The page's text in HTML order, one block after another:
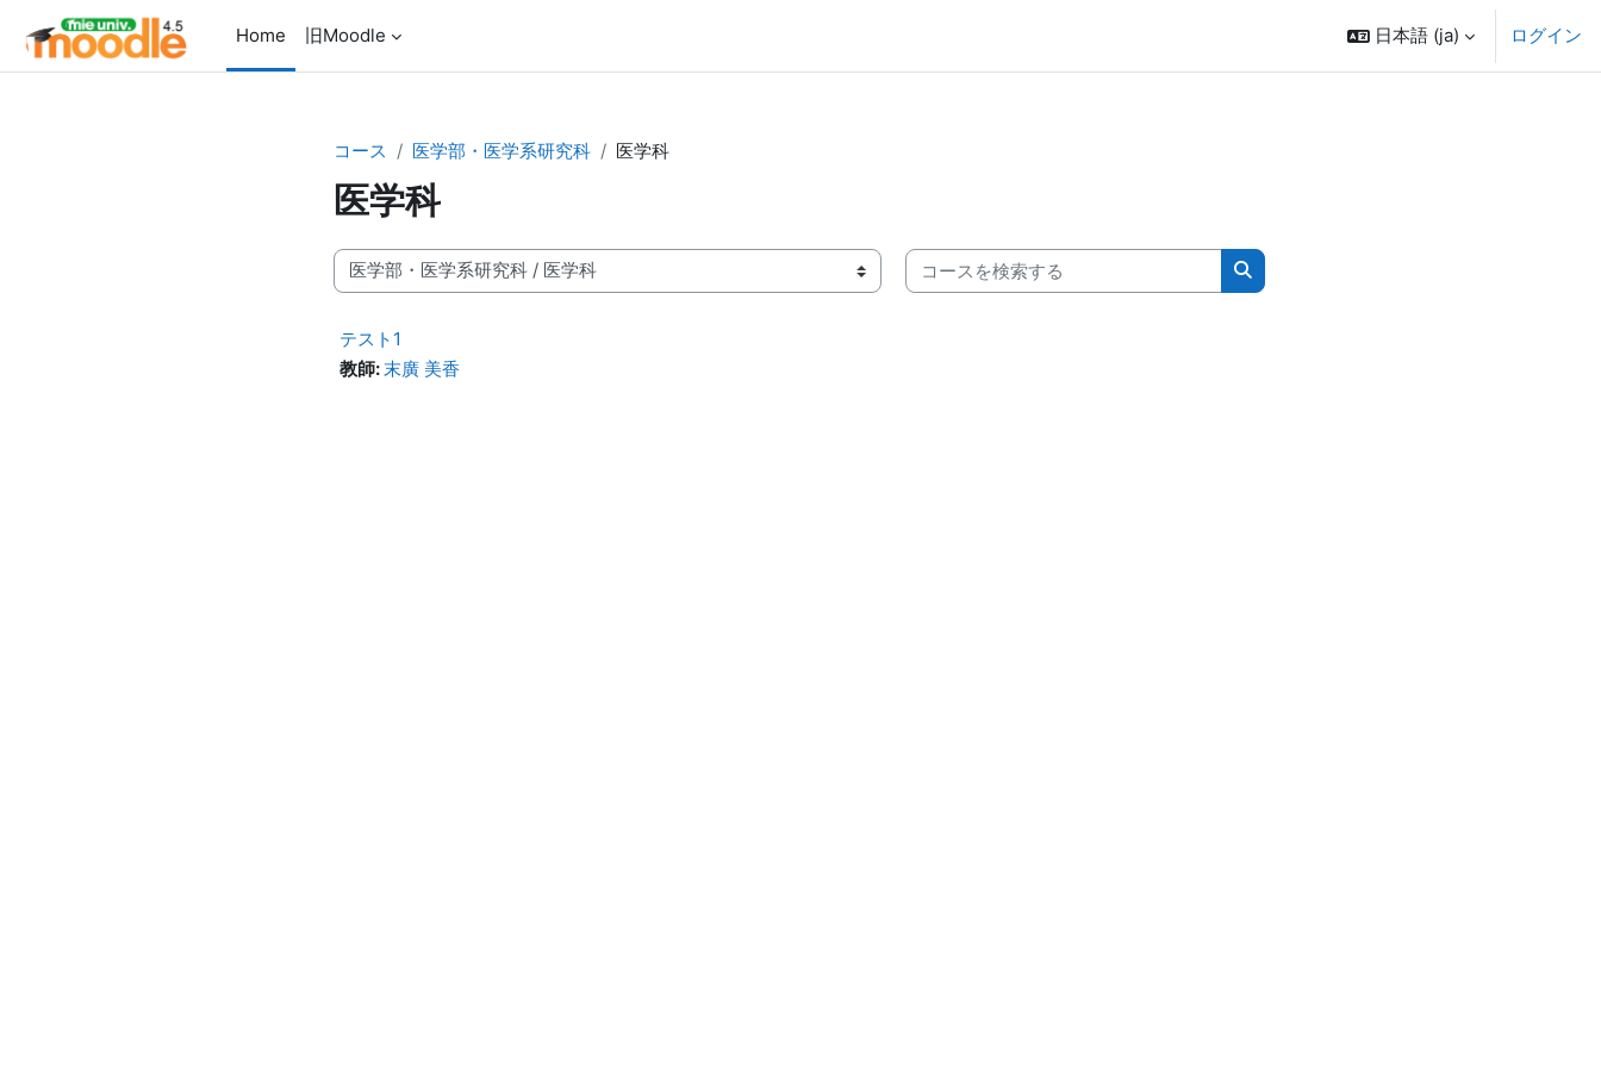
メインコンテンツへスキップする
Home
旧Moodle 日本語 ‎(ja)‎ ログイン
コース 医学部・医学系研究科 医学科
医学科
コースカテゴリ
コースを検索する
コースを検索する
テスト1
教師: 末廣 美香